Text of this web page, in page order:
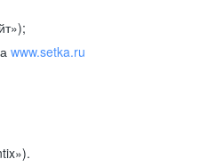
www.setka.ru